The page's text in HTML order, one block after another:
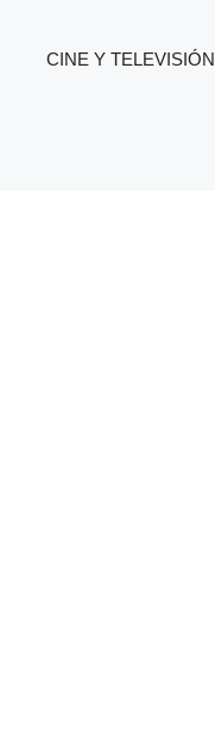
CINE Y TELEVISIÓN